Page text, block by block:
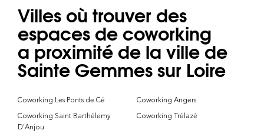
Villes où trouver des
espaces de coworking
a proximité de la ville de
Sainte Gemmes sur Loire
Coworking Les Ponts de Cé
Coworking Angers
Coworking Saint Barthélemy
D'Anjou
Coworking Trélazé